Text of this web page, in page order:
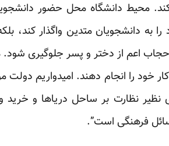
کند. محیط دانشگاه محل حضور
به دانشجویان متدین واگذار کند،
اعم از دختر و پسر جلوگیری شود.
خود را انجام دهند. امیدواریم
نظارت بر ساحل دریاها و
فرهنگی است”.